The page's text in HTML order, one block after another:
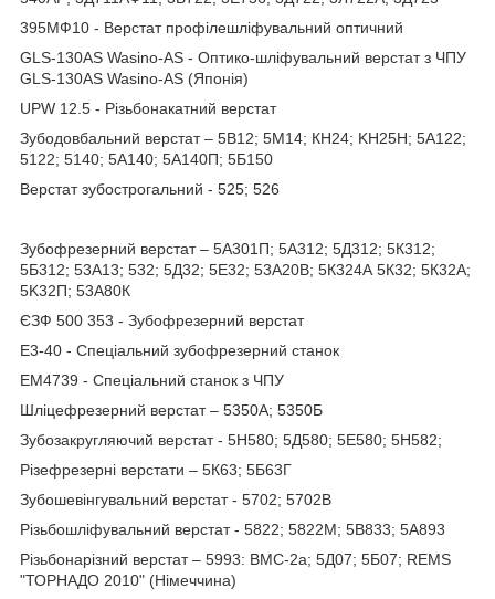
395МФ10 - Верстат профілешліфувальний оптичний
GLS-130AS Wasino-AS - Оптико-шліфувальний верстат з ЧПУ
GLS-130AS Wasino-AS (Японія)
UPW 12.5 - Різьбонакатний верстат
Зубодовбальний верстат – 5В12; 5М14; КН24; KH25H; 5А122;
5122; 5140; 5A140; 5А140П; 5Б150
Верстат зубострогальний - 525; 526
Зубофрезерний верстат – 5A301П; 5А312; 5Д312; 5К312;
5Б312; 53А13; 532; 5Д32; 5Е32; 53A20B; 5К324А 5К32; 5К32А;
5K32П; 53А80К
ЄЗФ 500 353 - Зубофрезерний верстат
Е3-40 - Спеціальний зубофрезерний станок
ЕМ4739 - Спеціальний станок з ЧПУ
Шліцефрезерний верстат – 5350А; 5350Б
Зубозакругляючий верстат - 5H580; 5Д580; 5Е580; 5H582;
Різефрезерні верстати – 5К63; 5Б63Г
Зубошевiнгувальний верстат - 5702; 5702B
Різьбошліфувальний верстат - 5822; 5822М; 5B833; 5A893
Різьбонарізний верстат – 5993: ВМС-2а; 5Д07; 5Б07; REMS
"ТОРНАДО 2010" (Німеччина)